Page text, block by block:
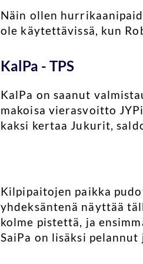
Näin ollen
ole käytettävissä, kun
KalPa - TPS
KalPa on saanut
makoisa vierasvoitto
kaksi kertaa Jukurit,
Kilpipaitojen paikka
yhdeksäntenä näyttää
kolme pistettä, ja
SaiPa on lisäksi